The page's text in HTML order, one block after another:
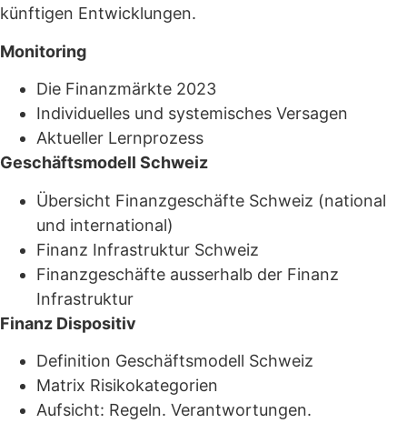
künftigen Entwicklungen.
Monitoring
Die Finanzmärkte 2023
Individuelles und systemisches Versagen
Aktueller Lernprozess
Geschäftsmodell Schweiz
Übersicht Finanzgeschäfte Schweiz (national
und international)
Finanz Infrastruktur Schweiz
Finanzgeschäfte ausserhalb der Finanz
Infrastruktur
Finanz Dispositiv
Definition Geschäftsmodell Schweiz
Matrix Risikokategorien
Aufsicht: Regeln. Verantwortungen.